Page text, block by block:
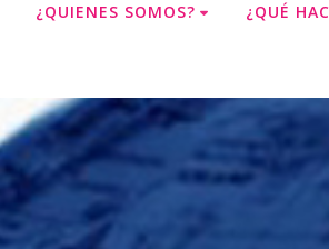
¿QUIENES SOMOS? ¿QUÉ